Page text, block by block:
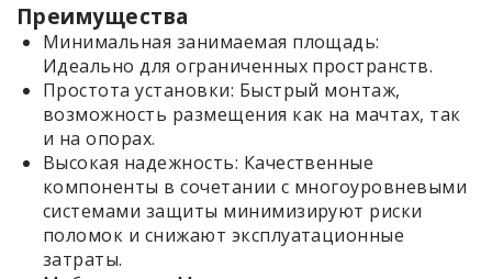
Преимущества
Минимальная занимаемая площадь:
Идеально для ограниченных пространств.
Простота установки: Быстрый монтаж,
возможность размещения как на мачтах, так
и на опорах.
Высокая надежность: Качественные
компоненты в сочетании с многоуровневыми
системами защиты минимизируют риски
поломок и снижают эксплуатационные
затраты.